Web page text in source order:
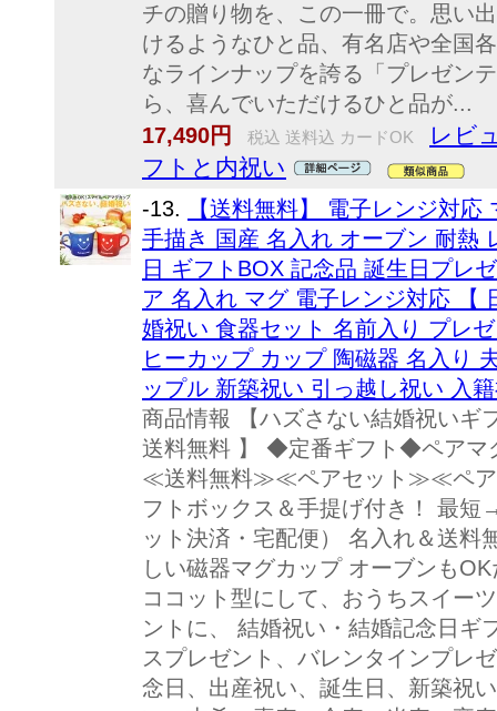
チの贈り物を、この一冊で。思い
けるようなひと品、有名店や全国
なラインナップを誇る「プレゼン
ら、喜んでいただけるひと品が...
17,490円
税込 送料込 カードOK
レビ
フトと内祝い
-13.
【送料無料】 電子レンジ対
手描き 国産 名入れ オーブン 耐熱
日 ギフトBOX 記念品 誕生日プレ
ア 名入れ マグ 電子レンジ対応 【
婚祝い 食器セット 名前入り プレ
ヒーカップ カップ 陶磁器 名入り
ップル 新築祝い 引っ越し祝い 入
商品情報 【ハズさない結婚祝いギ
送料無料 】 ◆定番ギフト◆ペアマ
≪送料無料≫≪ペアセット≫≪ペア
フトボックス＆手提げ付き！ 最
ット決済・宅配便） 名入れ＆送料
しい磁器マグカップ オーブンも
ココット型にして、おうちスイー
ントに、 結婚祝い・結婚記念日ギ
スプレゼント、バレンタインプレ
念日、出産祝い、誕生日、新築祝